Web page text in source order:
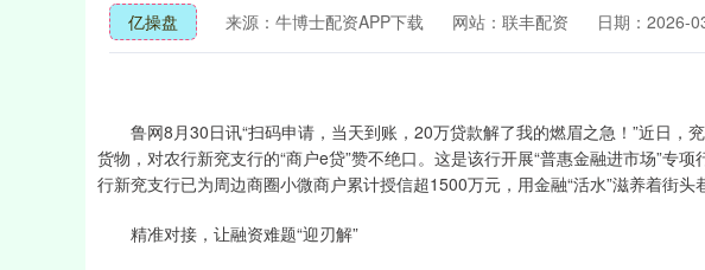
亿操盘 来源：牛博士配资APP下载 网站：联丰配资 日期：2026-
鲁网8月30日讯“扫码申请，当天到账，20万贷款解了我的燃眉之急！”近日，
货物，对农行新兖支行的“商户e贷”赞不绝口。这是该行开展“普惠金融进市场”专
行新兖支行已为周边商圈小微商户累计授信超1500万元，用金融“活水”滋养着街头巷
精准对接，让融资难题“迎刃解”